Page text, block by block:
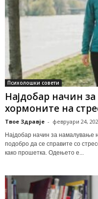
Психолошки совети
Најдобар начин
хормоните на
Твое Здравје - февруари 24,
Најдобар начин за
подобро да се справите со
како прошетка. Одењето е...